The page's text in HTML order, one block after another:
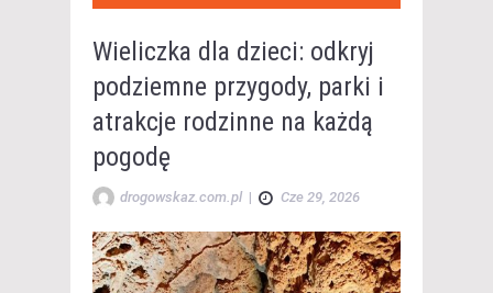
Wieliczka dla dzieci: odkryj
podziemne przygody, parki i
atrakcje rodzinne na każdą
pogodę
drogowskaz.com.pl | Cze 29, 2026